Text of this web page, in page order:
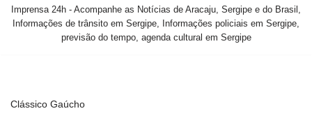
Imprensa 24h - Acompanhe as Notícias de Aracaju, Sergipe e do Brasil,
Informações de trânsito em Sergipe, Informações policiais em Sergipe,
previsão do tempo, agenda cultural em Sergipe
Clássico Gaúcho